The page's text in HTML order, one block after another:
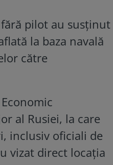
pilot au susținut
la baza navală
către
al Rusiei, la care
inclusiv oficiali de
vizat direct locația